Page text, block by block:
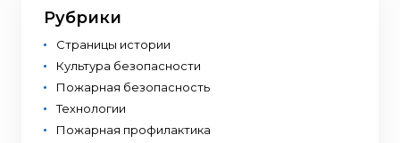
Рубрики
Страницы истории
Культура безопасности
Пожарная безопасность
Технологии
Пожарная профилактика